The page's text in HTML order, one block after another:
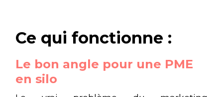
Ce qui fonctionne :
Le bon angle pour une PME
en silo